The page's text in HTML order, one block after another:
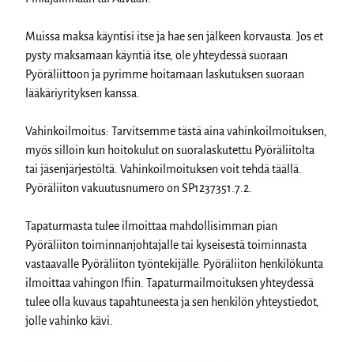
Muissa maksa käyntisi itse ja hae sen jälkeen korvausta. Jos et
pysty maksamaan käyntiä itse, ole yhteydessä suoraan
Pyöräliittoon ja pyrimme hoitamaan laskutuksen suoraan
lääkäriyrityksen kanssa.
Vahinkoilmoitus: Tarvitsemme tästä aina vahinkoilmoituksen,
myös silloin kun hoitokulut on suoralaskutettu Pyöräliitolta
tai jäsenjärjestöltä. Vahinkoilmoituksen voit tehdä täällä.
Pyöräliiton vakuutusnumero on SP1237351.7.2.
Tapaturmasta tulee ilmoittaa mahdollisimman pian
Pyöräliiton toiminnanjohtajalle tai kyseisestä toiminnasta
vastaavalle Pyöräliiton työntekijälle. Pyöräliiton henkilökunta
ilmoittaa vahingon Ifiin. Tapaturmailmoituksen yhteydessä
tulee olla kuvaus tapahtuneesta ja sen henkilön yhteystiedot,
jolle vahinko kävi.